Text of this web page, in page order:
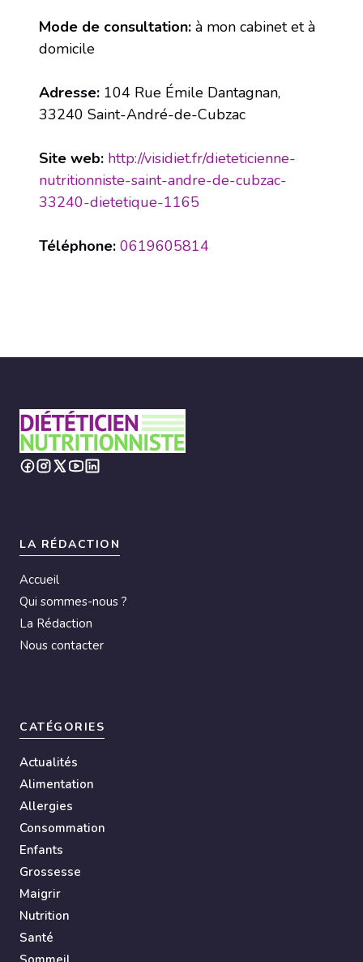
Mode de consultation: à mon cabinet et à
domicile
Adresse: 104 Rue Émile Dantagnan,
33240 Saint-André-de-Cubzac
Site web: http://visidiet.fr/dieteticienne-
nutritionniste-saint-andre-de-cubzac-
33240-dietetique-1165
Téléphone: 0619605814
LA RÉDACTION
Accueil
Qui sommes-nous ?
La Rédaction
Nous contacter
CATÉGORIES
Actualités
Alimentation
Allergies
Consommation
Enfants
Grossesse
Maigrir
Nutrition
Santé